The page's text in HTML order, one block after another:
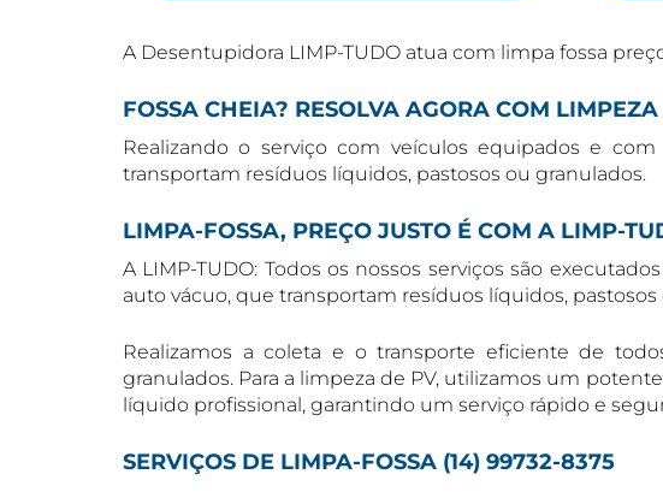
A Desentupidora LIMP-TUDO atua com limpa fossa
FOSSA CHEIA? RESOLVA AGORA COM
Realizando o serviço com veículos equipados e
transportam resíduos líquidos, pastosos ou granulados.
LIMPA-FOSSA, PREÇO JUSTO É COM A LIMP-
A LIMP-TUDO: Todos os nossos serviços são
auto vácuo, que transportam resíduos líquidos, pastosos
Realizamos a coleta e o transporte eficiente de
granulados. Para a limpeza de PV, utilizamos um
líquido profissional, garantindo um serviço rápido e
SERVIÇOS DE LIMPA-FOSSA (14) 99732-8375